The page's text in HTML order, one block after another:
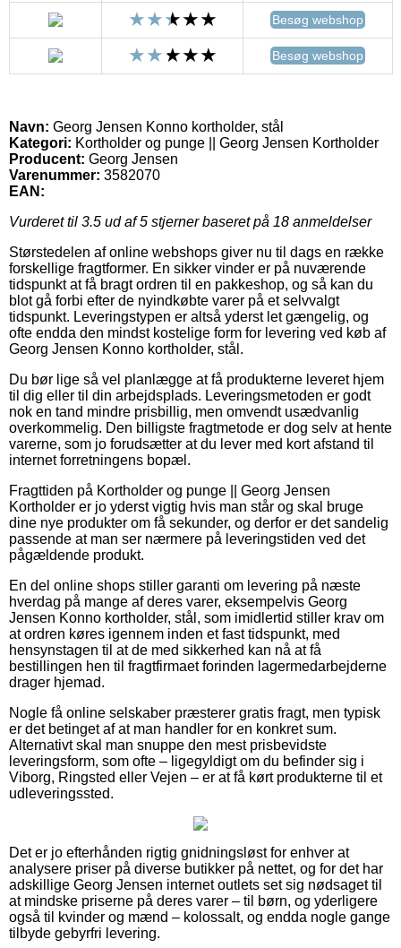
Besøg webshop
Besøg webshop
Navn: Georg Jensen Konno kortholder, stål
Kategori: Kortholder og punge || Georg Jensen Kortholder
Producent: Georg Jensen
Varenummer: 3582070
EAN:
Vurderet til 3.5 ud af 5 stjerner baseret på 18 anmeldelser
Størstedelen af online webshops giver nu til dags en række
forskellige fragtformer. En sikker vinder er på nuværende
tidspunkt at få bragt ordren til en pakkeshop, og så kan du
blot gå forbi efter de nyindkøbte varer på et selvvalgt
tidspunkt. Leveringstypen er altså yderst let gængelig, og
ofte endda den mindst kostelige form for levering ved køb af
Georg Jensen Konno kortholder, stål.
Du bør lige så vel planlægge at få produkterne leveret hjem
til dig eller til din arbejdsplads. Leveringsmetoden er godt
nok en tand mindre prisbillig, men omvendt usædvanlig
overkommelig. Den billigste fragtmetode er dog selv at hente
varerne, som jo forudsætter at du lever med kort afstand til
internet forretningens bopæl.
Fragttiden på Kortholder og punge || Georg Jensen
Kortholder er jo yderst vigtig hvis man står og skal bruge
dine nye produkter om få sekunder, og derfor er det sandelig
passende at man ser nærmere på leveringstiden ved det
pågældende produkt.
En del online shops stiller garanti om levering på næste
hverdag på mange af deres varer, eksempelvis Georg
Jensen Konno kortholder, stål, som imidlertid stiller krav om
at ordren køres igennem inden et fast tidspunkt, med
hensynstagen til at de med sikkerhed kan nå at få
bestillingen hen til fragtfirmaet forinden lagermedarbejderne
drager hjemad.
Nogle få online selskaber præsterer gratis fragt, men typisk
er det betinget af at man handler for en konkret sum.
Alternativt skal man snuppe den mest prisbevidste
leveringsform, som ofte – ligegyldigt om du befinder sig i
Viborg, Ringsted eller Vejen – er at få kørt produkterne til et
udleveringssted.
Det er jo efterhånden rigtig gnidningsløst for enhver at
analysere priser på diverse butikker på nettet, og for det har
adskillige Georg Jensen internet outlets set sig nødsaget til
at mindske priserne på deres varer – til børn, og yderligere
også til kvinder og mænd – kolossalt, og endda nogle gange
tilbyde gebyrfri levering.